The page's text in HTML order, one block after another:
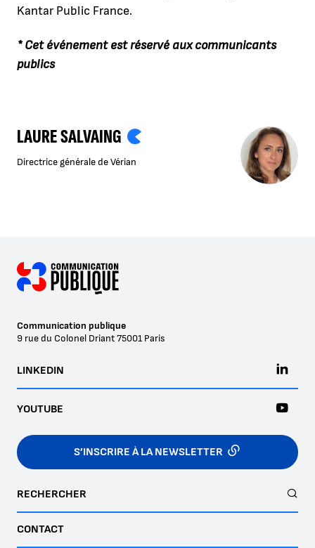
Kantar Public France.
* Cet événement est réservé aux communicants
publics
LAURE SALVAING
Directrice générale de Vérian
Communication publique
9 rue du Colonel Driant75001 Paris
S’INSCRIRE À LA NEWSLETTER
LINKEDIN
YOUTUBE
RECHERCHER
CONTACT